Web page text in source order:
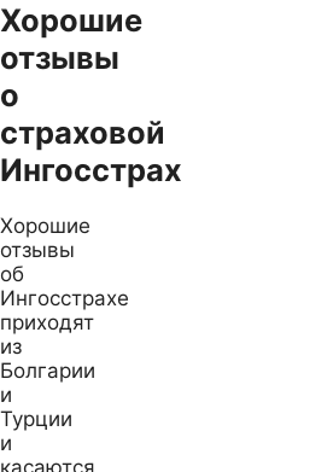
Хорошие
отзывы
о
страховой
Ингосстрах
Хорошие
отзывы
об
Ингосстрахе
приходят
из
Болгарии
и
Турции
и